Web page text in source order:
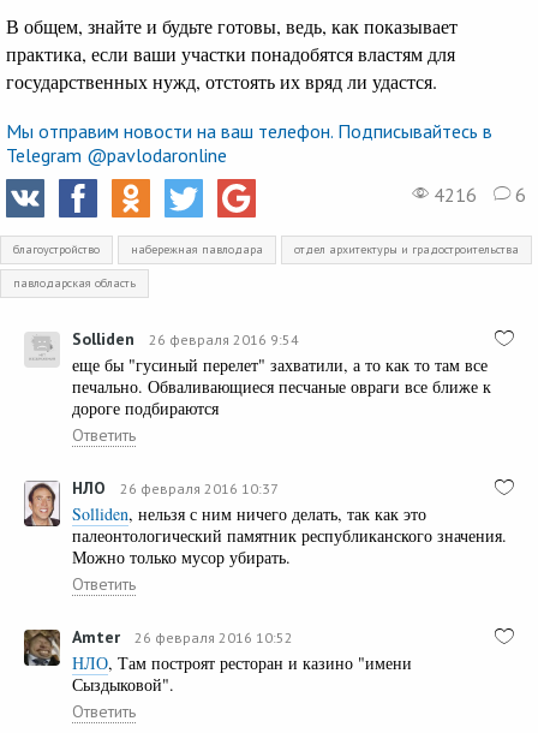
В общем, знайте и будьте готовы, ведь, как показывает
практика, если ваши участки понадобятся властям для
государственных нужд, отстоять их вряд ли удастся.
Мы отправим новости на ваш телефон. Подписывайтесь в
Telegram @pavlodaronline
4216
6
благоустройство набережная павлодара отдел архитектуры и градостроительства
павлодарская область
Solliden 26 февраля 2016 9:54
еще бы "гусиный перелет" захватили, а то как то там все
печально. Обваливающиеся песчаные овраги все ближе к
дороге подбираются
Ответить
НЛО 26 февраля 2016 10:37
Solliden, нельзя с ним ничего делать, так как это
палеонтологический памятник республиканского значения.
Можно только мусор убирать.
Ответить
Amter 26 февраля 2016 10:52
НЛО, Там построят ресторан и казино "имени
Сыздыковой".
Ответить